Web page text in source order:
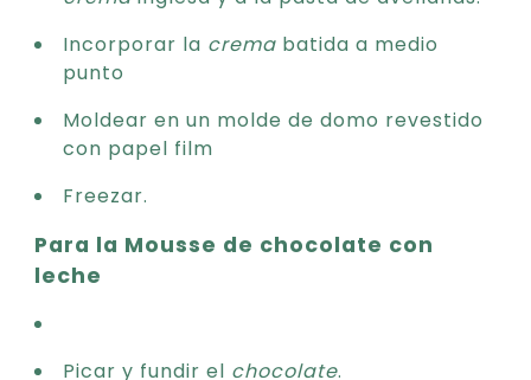
Incorporar la crema batida a medio
punto
Moldear en un molde de domo revestido
con papel film
Freezar.
Para la Mousse de chocolate con
leche
Picar y fundir el chocolate.